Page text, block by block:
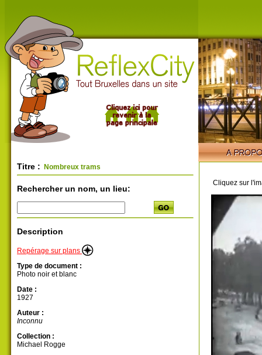
Titre : Nombreux trams
Rechercher un nom, un lieu:
Description
Repérage sur plans
Type de document :
Photo noir et blanc
Date :
1927
Auteur :
Inconnu
Collection :
Michael Rogge
Cliquez sur